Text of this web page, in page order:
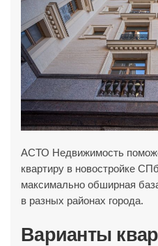
АСТО Недвижимость
квартиру в новостройке
максимально обширная
в разных районах города.
Варианты